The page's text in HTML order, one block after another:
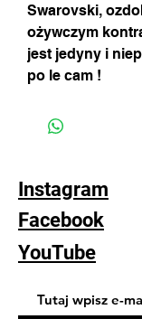
Swarovski,
ożywczym
jest jedyny i
po le cam !
Instagram
Facebook
YouTube